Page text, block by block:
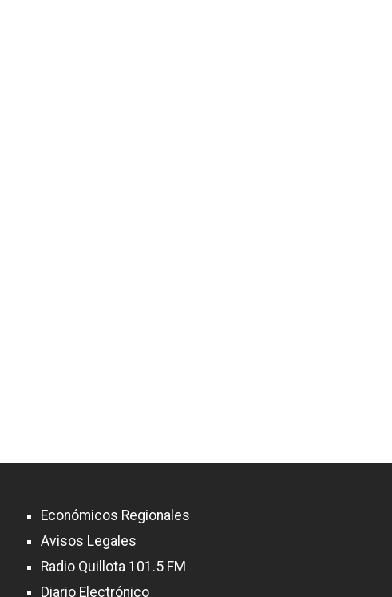
Económicos Regionales
Avisos Legales
Radio Quillota 101.5 FM
Diario Electrónico